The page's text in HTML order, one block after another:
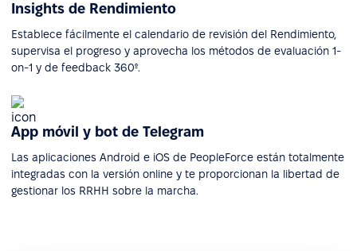
Insights de Rendimiento
Establece fácilmente el calendario de revisión del Rendimiento,
supervisa el progreso y aprovecha los métodos de evaluación 1-
on-1 y de feedback 360º.
App móvil y bot de Telegram
Las aplicaciones Android e iOS de PeopleForce están totalmente
integradas con la versión online y te proporcionan la libertad de
gestionar los RRHH sobre la marcha.